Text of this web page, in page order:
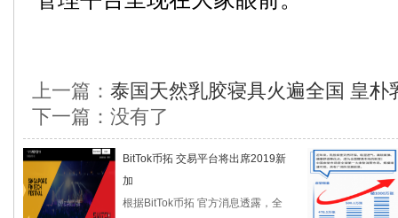
上一篇： 泰国天然乳胶寝具火遍全国 皇朴
下一篇：没有了
BitTok币拓 交易平台将出席2019新
加
根据BitTok币拓 官方消息透露，全